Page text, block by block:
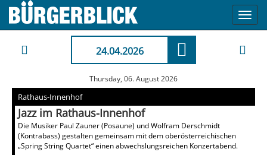
24.04.2026
Thursday, 06. August 2026
Rathaus-Innenhof
Jazz im Rathaus-Innenhof
Die Musiker Paul Zauner (Posaune) und Wolfram Derschmidt
(Kontrabass) gestalten gemeinsam mit dem oberösterreichischen
„Spring String Quartet“ einen abwechslungsreichen Konzertabend.